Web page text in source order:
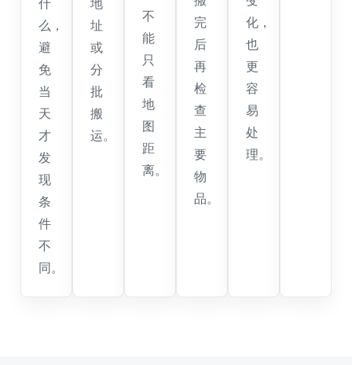
什
么，
避
免
当
天
才
发
现
条
件
不
同。
地
址
或
分
批
搬
运。
不
能
只
看
地
图
距
离。
完
后
再
检
查
主
要
物
品。
化，
也
更
容
易
处
理。